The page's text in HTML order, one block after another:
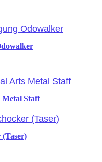
Metal Staff
(Taser)